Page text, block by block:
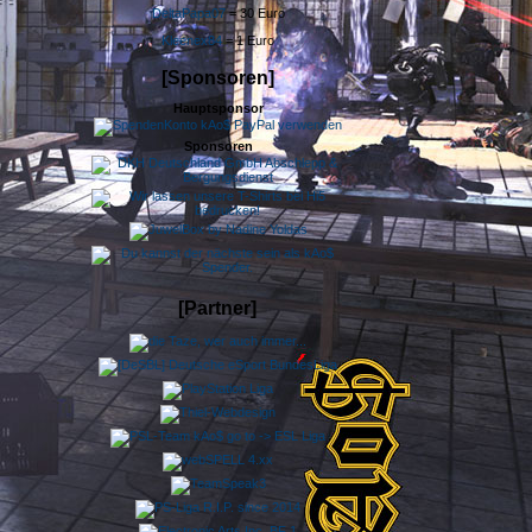
DeltaPapa07= 30 Euro
Kleenex84= 1 Euro
[Sponsoren]
Hauptsponsor
Sponsoren
[Partner]